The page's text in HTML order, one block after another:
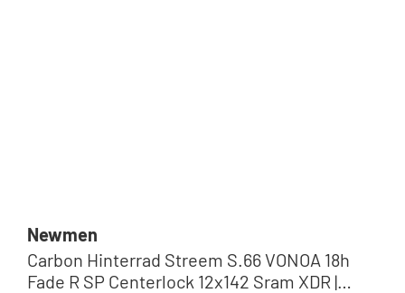
Newmen
Carbon Hinterrad Streem S.66 VONOA 18h
Fade R SP Centerlock 12x142 Sram XDR |